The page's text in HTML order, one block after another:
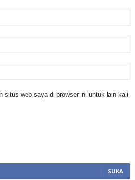
situs web saya di browser ini untuk lain kali
SUKA